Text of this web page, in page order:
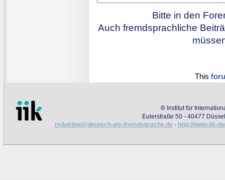
Bitte in den
Auch fremdsprachliche
This
© Institut für
Eulerstraße 50 - 40477
redaktion@deutsch-als-fremdsprache.de - http://www.iik-